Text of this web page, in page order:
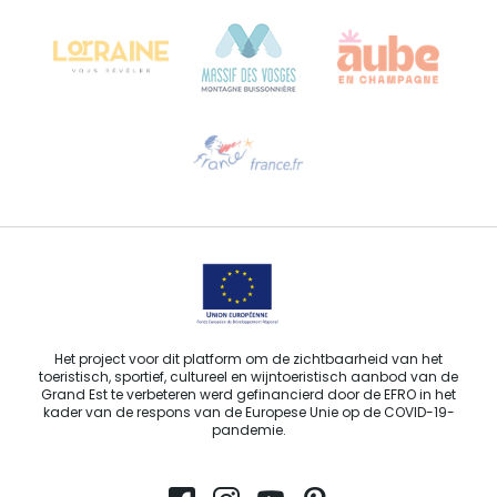
Stuur ons een e-mail
Het project voor dit platform om de zichtbaarheid van het
toeristisch, sportief, cultureel en wijntoeristisch aanbod van de
Grand Est te verbeteren werd gefinancierd door de EFRO in het
kader van de respons van de Europese Unie op de COVID-19-
pandemie.